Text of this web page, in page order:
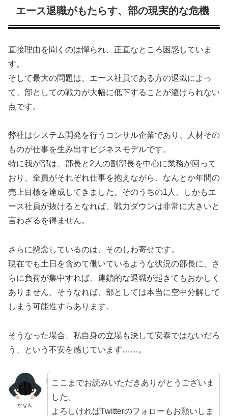
エース退職がもたらす、部の現実的な危機
直接理由を聞くのは憚られ、正直なところ困惑していま
す。
そして最大の問題は、エース社員である方の退職によっ
て、部としての戦力が大幅に低下することが避けられない
点です。
弊社はシステム開発を行うコンサル企業であり、人材その
ものが仕事を生み出すビジネスモデルです。
特に我が部は、部長と2人の副部長を中心に業務が回って
おり、全員がそれぞれ仕事を抱えながら、なんとか年間の
売上目標を達成してきました。そのうちの1人、しかもエ
ース社員が抜けるとなれば、戦力ダウンは非常に大きいと
言わざるを得ません。
さらに懸念しているのは、そのしわ寄せです。
現在でも土日を含めて働いているような状況の部長に、さ
らに負荷が集中すれば、連鎖的な退職が起きてもおかしく
ありません。そうなれば、部としては本当に空中分解して
しまう可能性すらあります。
そうなった場合、私自身の立場も決して安泰ではないだろ
う、という不安を感じています……。
かなん
ここまでお読みいただきありがとうございま
した。
よろしければTwitterのフォローもお願いしま